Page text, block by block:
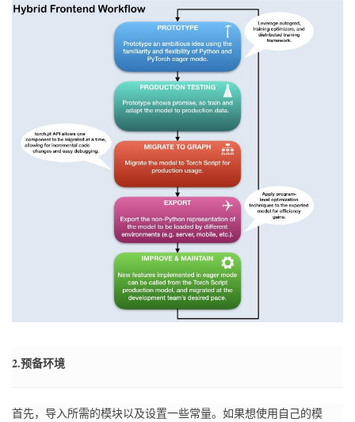
2.预备环境
首先，导入所需的模块以及设置一些常量。 如果想使用自己的模